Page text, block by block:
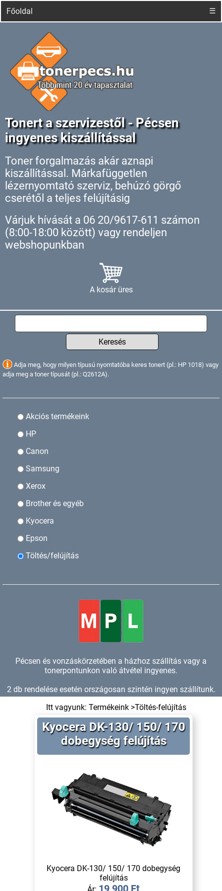
Főoldal ☰
Tonert a szervizestől - Pécsen
ingyenes kiszállítással
Toner forgalmazás akár aznapi
kiszállítással. Márkafüggetlen
lézernyomtató szerviz, behúzó görgő
cserétől a teljes felújításig
Várjuk hívását a 06 20/9617-611 számon
(8:00-18:00 között) vagy rendeljen
webshopunkban
A kosár üres
Keresés
Adja meg, hogy milyen típusú nyomtatóba keres tonert (pl.: HP 1018) vagy
adja meg a toner típusát (pl.: Q2612A).
Akciós termékeink
HP
Canon
Samsung
Xerox
Brother és egyéb
Kyocera
Epson
Töltés/felújítás
Pécsen és vonzáskörzetében a házhoz szállítás vagy a
tonerpontunkon való átvétel ingyenes.
2 db rendelése esetén országosan szintén ingyen szállítunk.
Itt vagyunk: Termékeink>Töltés-felújítás
Kyocera DK-130/ 150/ 170
dobegység felújítás
Kyocera DK-130/ 150/ 170 dobegység
felújítás
19 900 Ft